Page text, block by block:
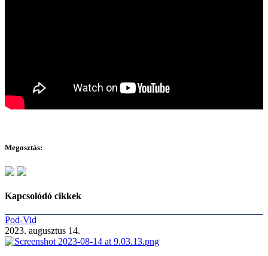
Megosztás:
Kapcsolódó cikkek
Pod-Vid
2023. augusztus 14.